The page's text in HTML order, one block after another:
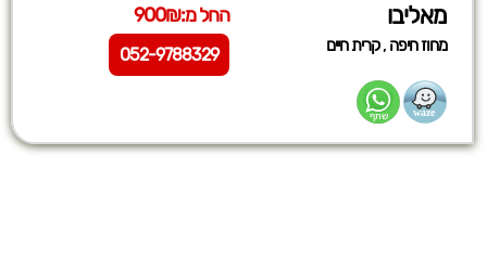
מאליבו החל מ:900₪
מחוז חיפה ,קרית חיים 052-9788329